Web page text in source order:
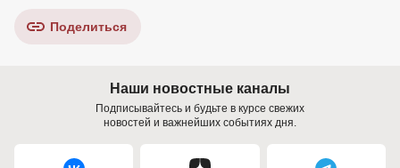
Поделиться
Наши новостные каналы
Подписывайтесь и будьте в курсе свежих
новостей и важнейших событиях дня.